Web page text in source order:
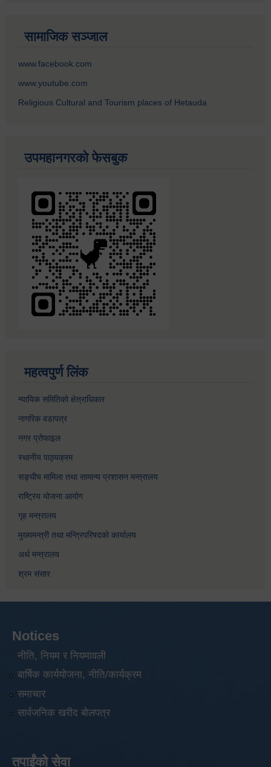
सामाजिक सञ्जाल
www.facebook.com
www.youtube.com
Religious Cultural and Tourism places of Hetauda
उपमहानगरको फेसबुक
महत्वपुर्ण लिंक
न्यायिक समितिको क्षेत्राधिकार
नागरिक वडापत्र
नगर प्रोफाइल
स्थानीय पाठ्यक्रम
सङ्घीय मामिला तथा सामान्य प्रशासन मन्त्रालय
राष्ट्रिय योजना आयोग
गृह मन्त्रालय
मुख्यमन्त्री तथा मन्त्रिपरिषदको कार्यालय
अर्थ मन्त्रालय
श्रम संसार
Notices
नीति, नियम र नियमावली
बार्षिक कार्ययोजना, नीति/कार्यक्रम
समाचार
सार्वजनिक खरीद बोलपत्र
तपाईंको सेवा